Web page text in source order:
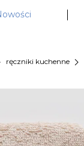
ręczniki kuchenne chevron_right